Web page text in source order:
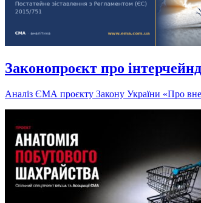
Законопроєкт про
Аналіз ЄМА проєкту Закону України «Про